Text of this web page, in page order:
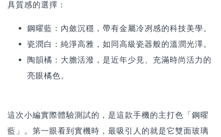
具質感的選擇：
鋼曜藍：內斂沉穩，帶有金屬冷冽感的科技美學。
瓷潤白：純淨高雅，如同高級瓷器般的溫潤光澤。
陶韻橘：大膽活潑，是近年少見、充滿時尚活力的
亮眼橘色。
這次小編實際體驗測試的，是這款手機的主打色「鋼曜
藍」。第一眼看到實機時，最吸引人的就是它雙面玻璃